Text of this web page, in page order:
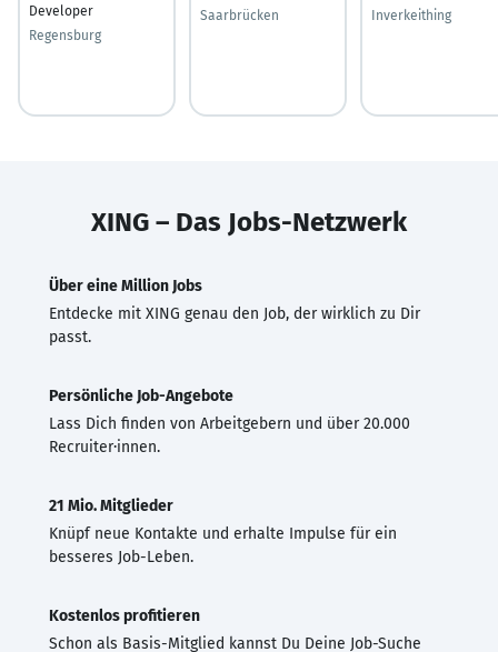
Developer
Regensburg
Saarbrücken
Inverkeithing
XING – Das Jobs-Netzwerk
Über eine Million Jobs
Entdecke mit XING genau den Job, der wirklich zu Dir
passt.
Persönliche Job-Angebote
Lass Dich finden von Arbeitgebern und über 20.000
Recruiter·innen.
21 Mio. Mitglieder
Knüpf neue Kontakte und erhalte Impulse für ein
besseres Job-Leben.
Kostenlos profitieren
Schon als Basis-Mitglied kannst Du Deine Job-Suche